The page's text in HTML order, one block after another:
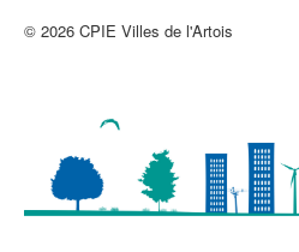
© 2026 CPIE Villes de l'Artois